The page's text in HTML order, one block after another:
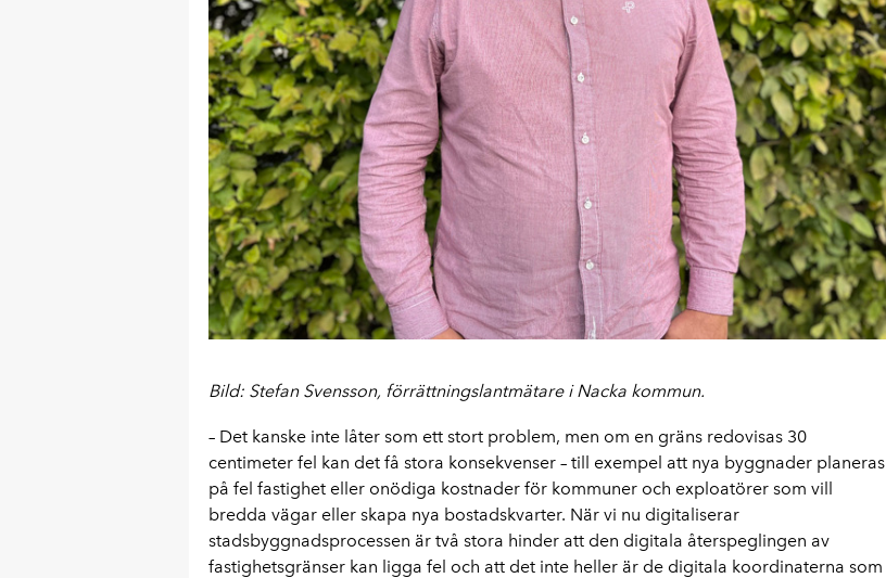
Bild: Stefan Svensson, förrättningslantmätare i Nacka kommun.
– Det kanske inte låter som ett stort problem, men om en gräns redovisas 30
centimeter fel kan det få stora konsekvenser – till exempel att nya byggnader planeras
på fel fastighet eller onödiga kostnader för kommuner och exploatörer som vill
bredda vägar eller skapa nya bostadskvarter. När vi nu digitaliserar
stadsbyggnadsprocessen är två stora hinder att den digitala återspeglingen av
fastighetsgränser kan ligga fel och att det inte heller är de digitala koordinaterna som